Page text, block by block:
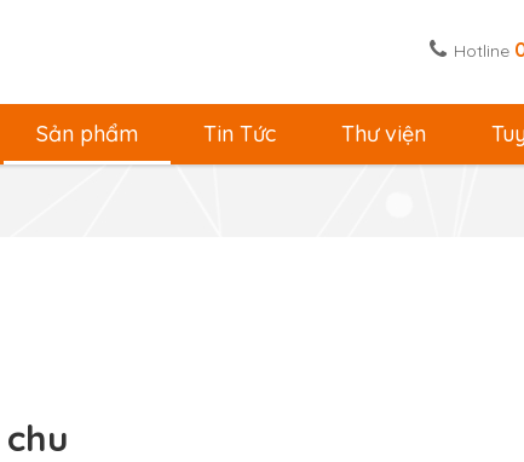
Hotline
Sản phẩm Tin Tức Thư viện